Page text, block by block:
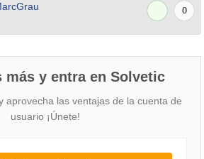
0
más y entra en Solvetic
aprovecha las ventajas de la cuenta de
usuario ¡Únete!